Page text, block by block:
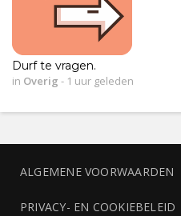
Durf te vragen.
in Overig - 1 uur geleden
ALGEMENE VOORWAARDEN
PRIVACY- EN COOKIEBELEID